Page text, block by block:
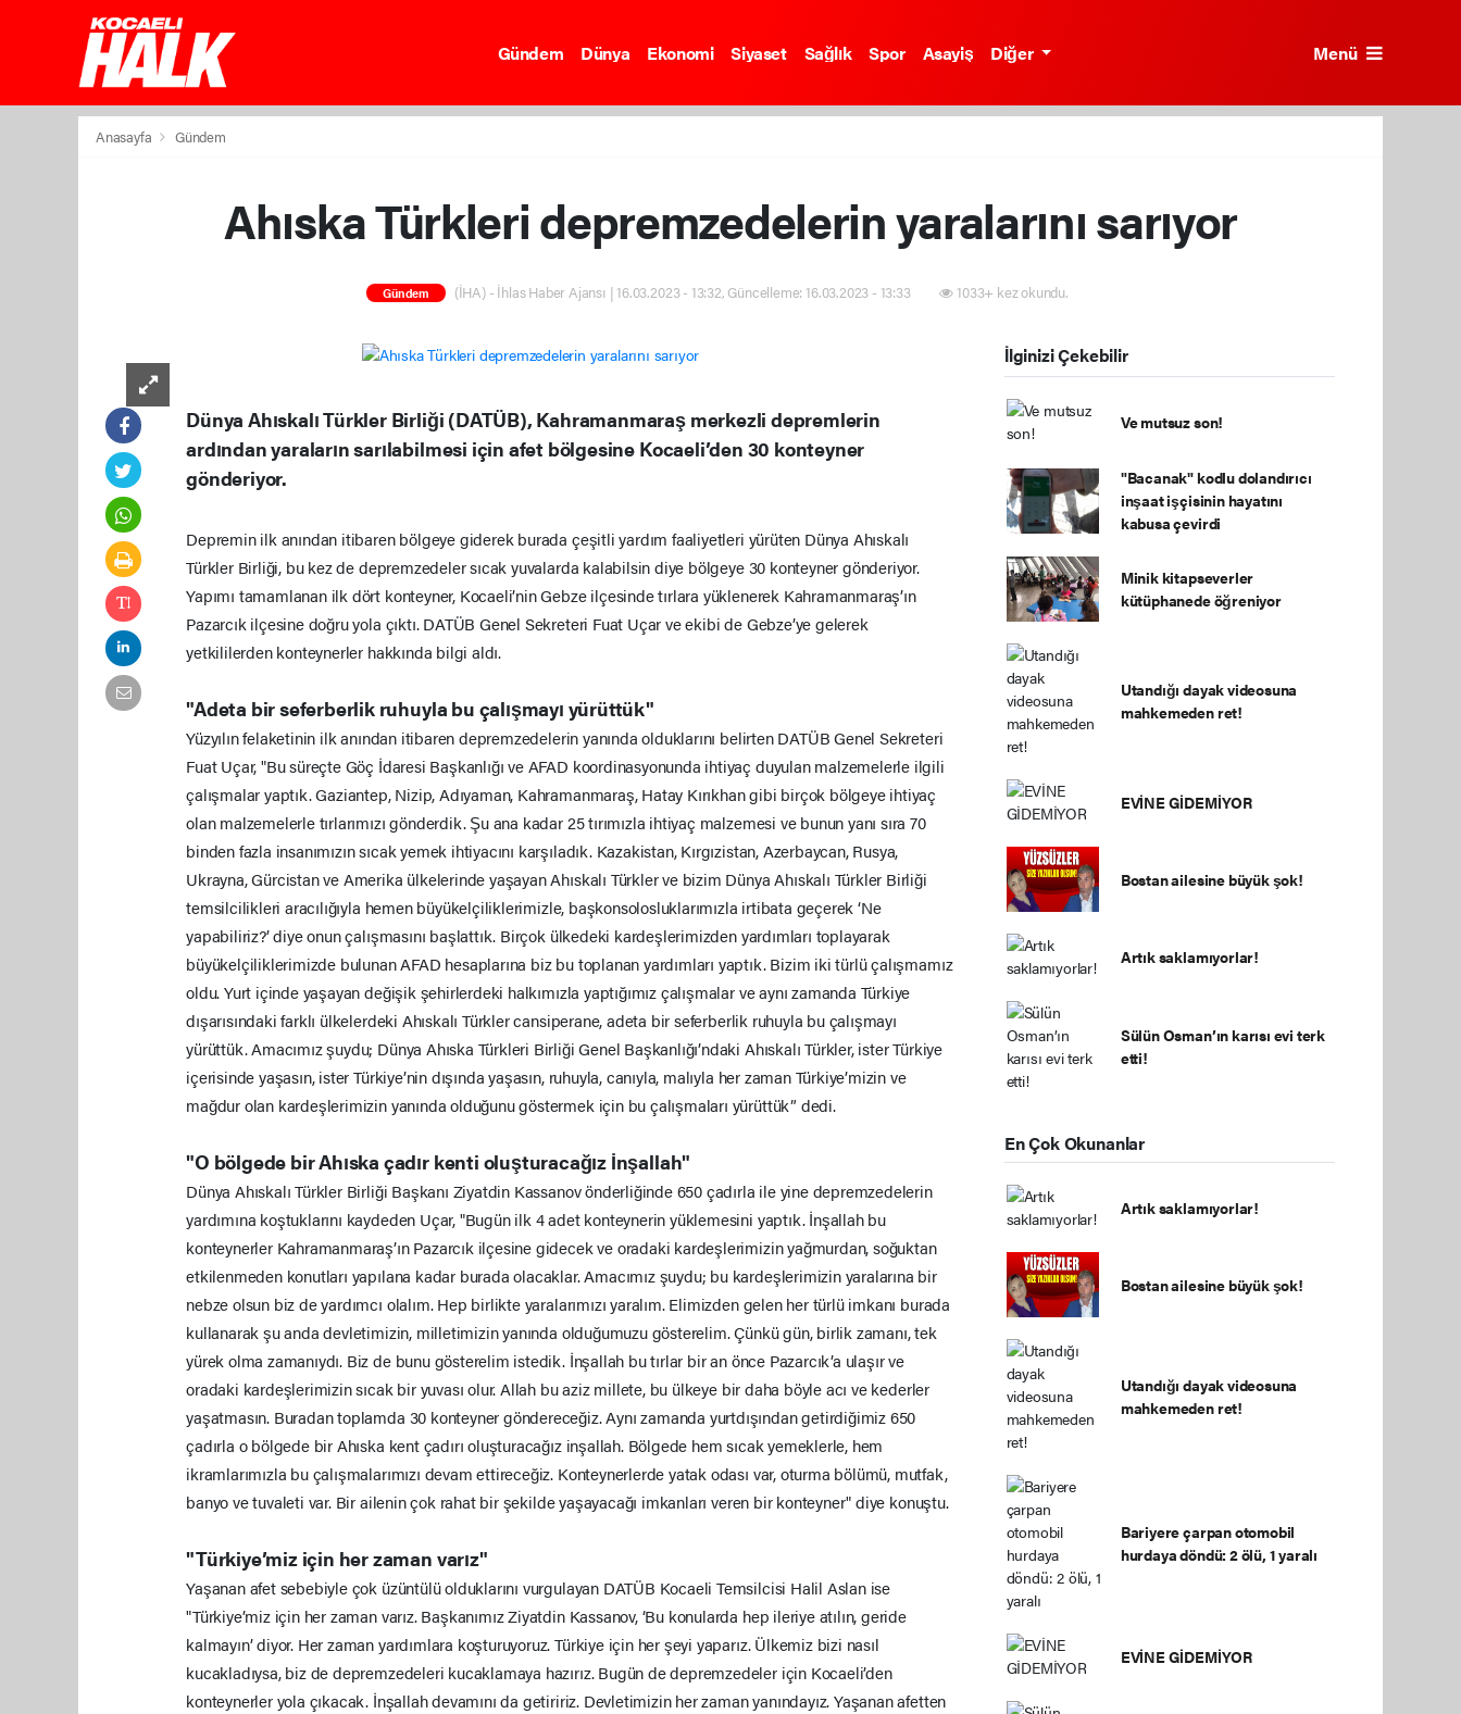
Gündem Dünya Ekonomi Siyaset Sağlık Spor Asayiş Diğer Menü
Anasayfa Gündem
Ahıska Türkleri depremzedelerin yaralarını sarıyor
Gündem (İHA) - İhlas Haber Ajansı | 16.03.2023 - 13:32, Güncelleme: 16.03.2023 - 13:33 1033+ kez okundu.
Dünya Ahıskalı Türkler Birliği (DATÜB), Kahramanmaraş merkezli depremlerin
ardından yaraların sarılabilmesi için afet bölgesine Kocaeli’den 30 konteyner
gönderiyor.
Depremin ilk anından itibaren bölgeye giderek burada çeşitli yardım faaliyetleri yürüten Dünya Ahıskalı
Türkler Birliği, bu kez de depremzedeler sıcak yuvalarda kalabilsin diye bölgeye 30 konteyner gönderiyor.
Yapımı tamamlanan ilk dört konteyner, Kocaeli’nin Gebze ilçesinde tırlara yüklenerek Kahramanmaraş’ın
Pazarcık ilçesine doğru yola çıktı. DATÜB Genel Sekreteri Fuat Uçar ve ekibi de Gebze’ye gelerek
yetkililerden konteynerler hakkında bilgi aldı.
"Adeta bir seferberlik ruhuyla bu çalışmayı yürüttük"
Yüzyılın felaketinin ilk anından itibaren depremzedelerin yanında olduklarını belirten DATÜB Genel Sekreteri
Fuat Uçar, "Bu süreçte Göç İdaresi Başkanlığı ve AFAD koordinasyonunda ihtiyaç duyulan malzemelerle ilgili
çalışmalar yaptık. Gaziantep, Nizip, Adıyaman, Kahramanmaraş, Hatay Kırıkhan gibi birçok bölgeye ihtiyaç
olan malzemelerle tırlarımızı gönderdik. Şu ana kadar 25 tırımızla ihtiyaç malzemesi ve bunun yanı sıra 70
binden fazla insanımızın sıcak yemek ihtiyacını karşıladık. Kazakistan, Kırgızistan, Azerbaycan, Rusya,
Ukrayna, Gürcistan ve Amerika ülkelerinde yaşayan Ahıskalı Türkler ve bizim Dünya Ahıskalı Türkler Birliği
temsilcilikleri aracılığıyla hemen büyükelçiliklerimizle, başkonsolosluklarımızla irtibata geçerek ‘Ne
yapabiliriz?’ diye onun çalışmasını başlattık. Birçok ülkedeki kardeşlerimizden yardımları toplayarak
büyükelçiliklerimizde bulunan AFAD hesaplarına biz bu toplanan yardımları yaptık. Bizim iki türlü çalışmamız
oldu. Yurt içinde yaşayan değişik şehirlerdeki halkımızla yaptığımız çalışmalar ve aynı zamanda Türkiye
dışarısındaki farklı ülkelerdeki Ahıskalı Türkler cansiperane, adeta bir seferberlik ruhuyla bu çalışmayı
yürüttük. Amacımız şuydu; Dünya Ahıska Türkleri Birliği Genel Başkanlığı’ndaki Ahıskalı Türkler, ister Türkiye
içerisinde yaşasın, ister Türkiye’nin dışında yaşasın, ruhuyla, canıyla, malıyla her zaman Türkiye’mizin ve
mağdur olan kardeşlerimizin yanında olduğunu göstermek için bu çalışmaları yürüttük” dedi.
"O bölgede bir Ahıska çadır kenti oluşturacağız İnşallah"
Dünya Ahıskalı Türkler Birliği Başkanı Ziyatdin Kassanov önderliğinde 650 çadırla ile yine depremzedelerin
yardımına koştuklarını kaydeden Uçar, "Bugün ilk 4 adet konteynerin yüklemesini yaptık. İnşallah bu
konteynerler Kahramanmaraş’ın Pazarcık ilçesine gidecek ve oradaki kardeşlerimizin yağmurdan, soğuktan
etkilenmeden konutları yapılana kadar burada olacaklar. Amacımız şuydu; bu kardeşlerimizin yaralarına bir
nebze olsun biz de yardımcı olalım. Hep birlikte yaralarımızı yaralım. Elimizden gelen her türlü imkanı burada
kullanarak şu anda devletimizin, milletimizin yanında olduğumuzu gösterelim. Çünkü gün, birlik zamanı, tek
yürek olma zamanıydı. Biz de bunu gösterelim istedik. İnşallah bu tırlar bir an önce Pazarcık’a ulaşır ve
oradaki kardeşlerimizin sıcak bir yuvası olur. Allah bu aziz millete, bu ülkeye bir daha böyle acı ve kederler
yaşatmasın. Buradan toplamda 30 konteyner göndereceğiz. Aynı zamanda yurtdışından getirdiğimiz 650
çadırla o bölgede bir Ahıska kent çadırı oluşturacağız inşallah. Bölgede hem sıcak yemeklerle, hem
ikramlarımızla bu çalışmalarımızı devam ettireceğiz. Konteynerlerde yatak odası var, oturma bölümü, mutfak,
banyo ve tuvaleti var. Bir ailenin çok rahat bir şekilde yaşayacağı imkanları veren bir konteyner" diye konuştu.
"Türkiye’miz için her zaman varız"
Yaşanan afet sebebiyle çok üzüntülü olduklarını vurgulayan DATÜB Kocaeli Temsilcisi Halil Aslan ise
"Türkiye’miz için her zaman varız. Başkanımız Ziyatdin Kassanov, ‘Bu konularda hep ileriye atılın, geride
kalmayın’ diyor. Her zaman yardımlara koşturuyoruz. Türkiye için her şeyi yaparız. Ülkemiz bizi nasıl
kucakladıysa, biz de depremzedeleri kucaklamaya hazırız. Bugün de depremzedeler için Kocaeli’den
konteynerler yola çıkacak. İnşallah devamını da getiririz. Devletimizin her zaman yanındayız. Yaşanan afetten
İlginizi Çekebilir
Ve mutsuz son!
"Bacanak" kodlu dolandırıcı
inşaat işçisinin hayatını
kabusa çevirdi
Minik kitapseverler
kütüphanede öğreniyor
Utandığı dayak videosuna
mahkemeden ret!
EVİNE GİDEMİYOR
Bostan ailesine büyük şok!
Artık saklamıyorlar!
Sülün Osman’ın karısı evi terk
etti!
En Çok Okunanlar
Artık saklamıyorlar!
Bostan ailesine büyük şok!
Utandığı dayak videosuna
mahkemeden ret!
Bariyere çarpan otomobil
hurdaya döndü: 2 ölü, 1 yaralı
EVİNE GİDEMİYOR